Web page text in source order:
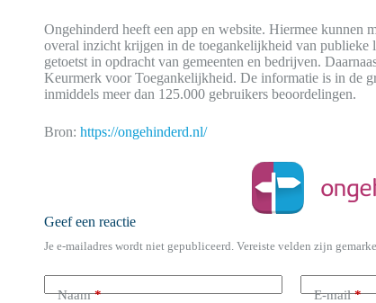
Ongehinderd heeft een app en website. Hiermee kunnen
overal inzicht krijgen in de toegankelijkheid van publieke
getoetst in opdracht van gemeenten en bedrijven.
Keurmerk voor Toegankelijkheid. De informatie is in de
inmiddels meer dan 125.000 gebruikers beoordelingen.
Bron:https://ongehinderd.nl/
Geef een reactie
Je e-mailadres wordt niet gepubliceerd. Vereiste velden zijn
Naam* E-mail*